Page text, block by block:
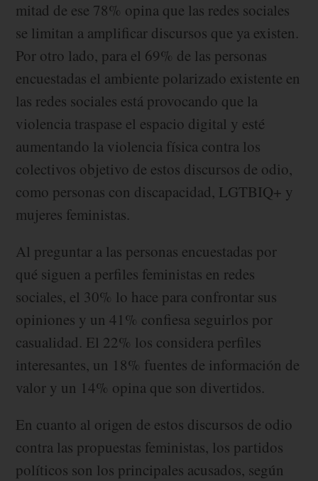
mitad de ese 78% opina que las redes sociales
se limitan a amplificar discursos que ya existen.
Por otro lado, para el 69% de las personas
encuestadas el ambiente polarizado existente en
las redes sociales está provocando que la
violencia traspase el espacio digital y esté
aumentando la violencia física contra los
colectivos objetivo de estos discursos de odio,
como personas con discapacidad, LGTBIQ+ y
mujeres feministas.
Al preguntar a las personas encuestadas por
qué siguen a perfiles feministas en redes
sociales, el 30% lo hace para confrontar sus
opiniones y un 41% confiesa seguirlos por
casualidad. El 22% los considera perfiles
interesantes, un 18% fuentes de información de
valor y un 14% opina que son divertidos.
En cuanto al origen de estos discursos de odio
contra las propuestas feministas, los partidos
políticos son los principales acusados, según